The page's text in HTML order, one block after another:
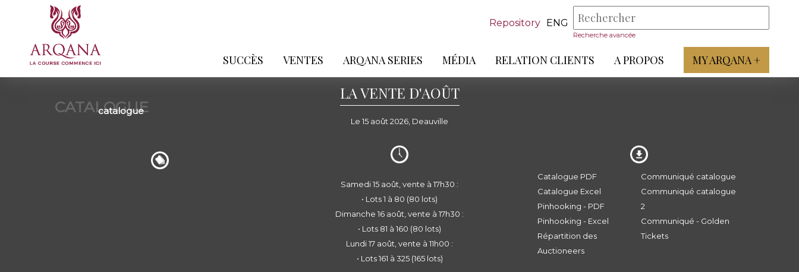
Repository ENG
Recherche avancée
SUCCÈS VENTES ARQANA SERIES MÉDIA RELATION CLIENTS A PROPOS MY ARQANA +
CATALOGUE
catalogue
LA VENTE D'AOÛT
Le 15 août 2026, Deauville
Samedi 15 août, vente à 17h30 :
• Lots 1 à 80 (80 lots)
Dimanche 16 août, vente à 17h30 :
• Lots 81 à 160 (80 lots)
Lundi 17 août, vente à 11h00 :
• Lots 161 à 325 (165 lots)
Catalogue PDF
Catalogue Excel
Pinhooking - PDF
Pinhooking - Excel
Répartition des
Auctioneers
Communiqué catalogue
Communiqué catalogue
2
Communiqué - Golden
Tickets